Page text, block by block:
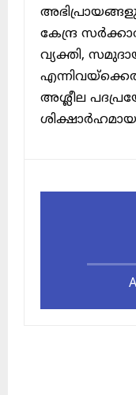
കേന്ദ്ര
വ്യക്തി,
അശ്ലീല